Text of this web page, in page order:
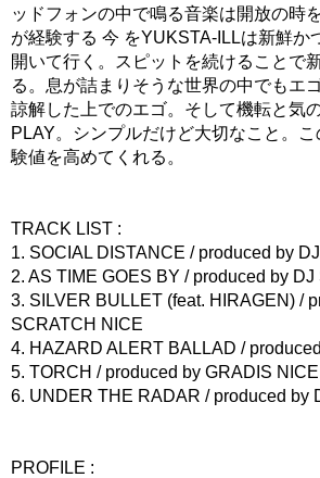
ッドフォンの中で鳴る音楽は開放の時
が経験する 今 をYUKSTA-ILLは新鮮か
開いて行く。スピットを続けることで
る。息が詰まりそうな世界の中でもエ
諒解した上でのエゴ。そして機転と気
PLAY。シンプルだけど大切なこと。
験値を高めてくれる。
TRACK LIST :
1. SOCIAL DISTANCE / produced by
2. AS TIME GOES BY / produced by
3. SILVER BULLET (feat. HIRAGEN) /
SCRATCH NICE
4. HAZARD ALERT BALLAD /
5. TORCH / produced by GRADIS NICE
6. UNDER THE RADAR / produced by
PROFILE :